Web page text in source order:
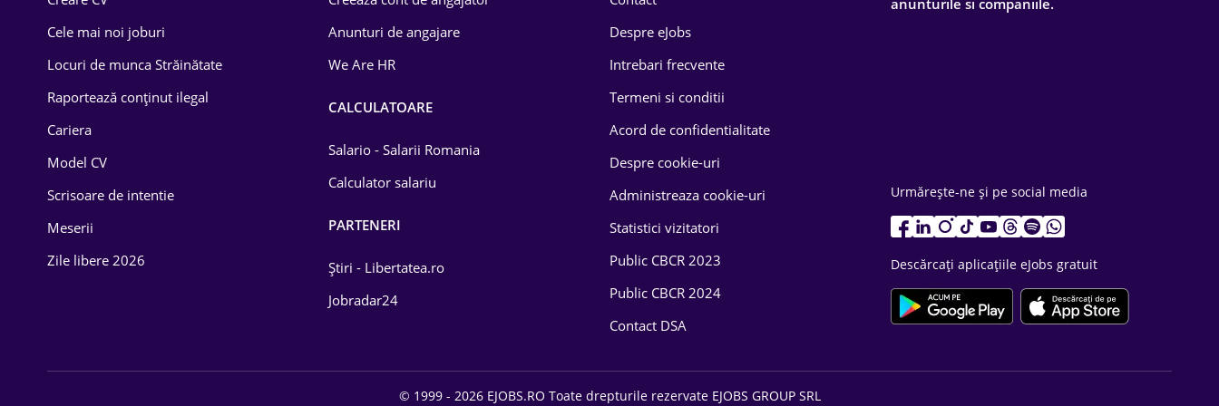
Drept
Educație / Training
Energetică
Farma
Cele mai noi joburi
Locuri de munca Străinătate
Raportează conținut ilegal
Cariera
Model CV
Scrisoare de intentie
Meserii
Zile libere 2026
Anunturi de angajare
We Are HR
CALCULATOARE
Salario - Salarii Romania
Calculator salariu
PARTENERI
Știri - Libertatea.ro
Jobradar24
Despre eJobs
Intrebari frecvente
Termeni si conditii
Acord de confidentialitate
Despre cookie-uri
Administreaza cookie-uri
Statistici vizitatori
Public CBCR 2023
Public CBCR 2024
Contact DSA
anunturile si companiile.
Urmărește-ne și pe social media
Descărcați aplicațiile eJobs gratuit
© 1999 - 2026 EJOBS.RO Toate drepturile rezervate EJOBS GROUP SRL